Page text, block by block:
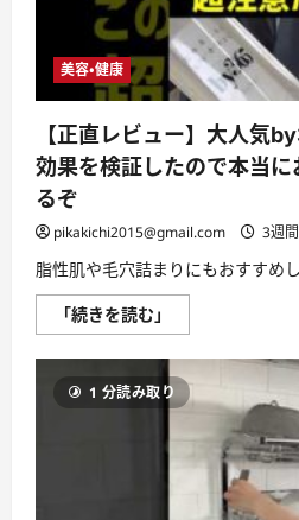
が
る
ア
イ
テ
ム
４
選
（マ
グ
ィ
カ
S
/
ケ
脱
毛
美
容
器
Ray-
Ban
Meta
美容・健康
【正直レビュー】大人気
効果を検証したので本当
るぞ
pikakichi2015@gmail.com 3週
脂性肌や毛穴詰まりにもおすすめ
「続きを読む」
直
ビ
ュ
ー】
大
by365
1 分読み取り